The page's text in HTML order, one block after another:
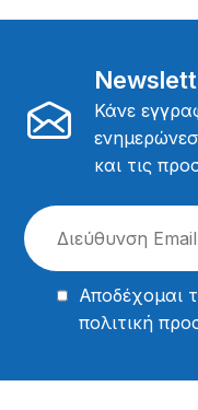
Κάνε
και τις
Αποδέχομαι
πολιτική